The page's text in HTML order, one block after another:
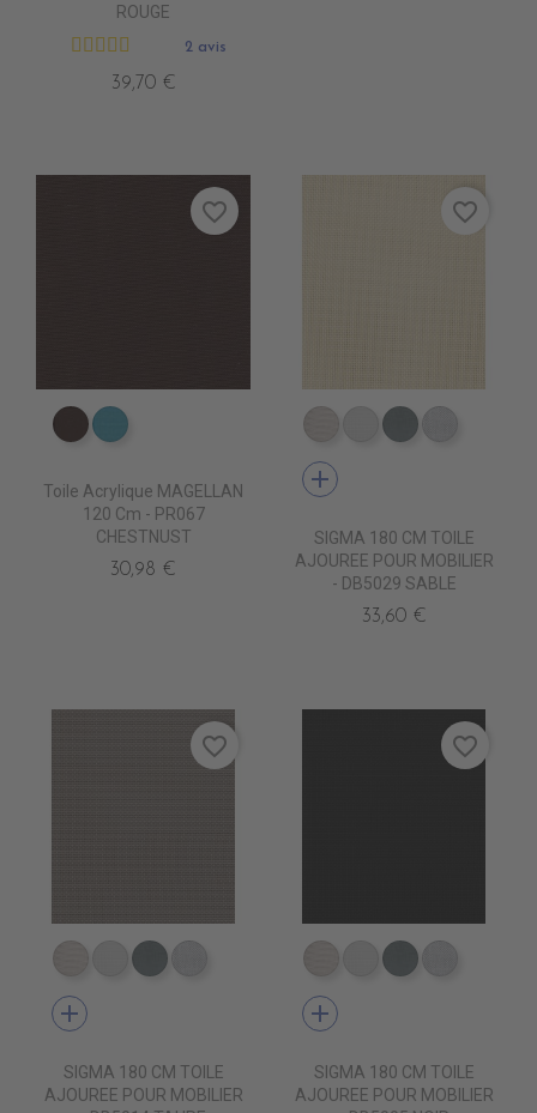
ROUGE
2 avis
39,70 €
PR067 CHESTNUST
PR0770 LAGON
Toile Acrylique MAGELLAN
120 Cm - PR067
CHESTNUST
30,98 €
favorite_border
DB0209 QUELCY
DB5001 BLANC
DB5003 ACIER
add
SIGMA 180 CM TOILE
AJOUREE POUR MOBILIER
- DB5029 SABLE
33,60 €
favorite_border
DB0209 QUELCY
DB5001 BLANC
DB5003 ACIER
DB0210 ENO
add
SIGMA 180 CM TOILE
AJOUREE POUR MOBILIER
favorite_border
DB0209 QUELCY
DB5001 BLANC
DB5003 ACIER
add
SIGMA 180 CM TOILE
AJOUREE POUR MOBILIER
favorite_border